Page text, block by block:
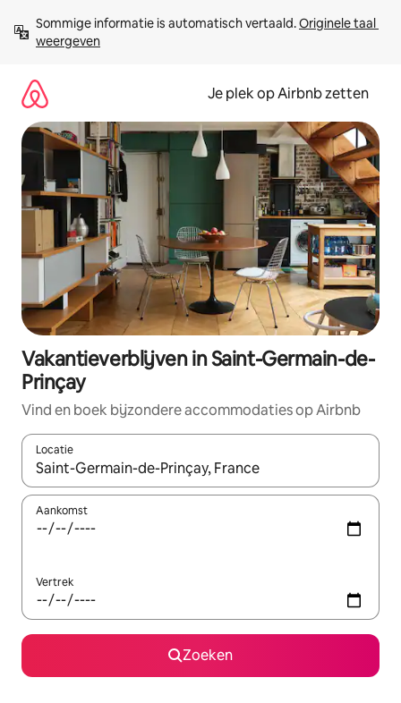
direct
naar
Sommige informatie is automatisch vertaald. Originele taal
weergeven
Je plek op Airbnb zetten
Vakantieverblijven in Saint-Germain-de-
Prinçay
Vind en boek bijzondere accommodaties op Airbnb
Locatie
Wanneer er resultaten beschikbaar zijn, maak je een keuze
Aankomst
Vertrek
Zoeken